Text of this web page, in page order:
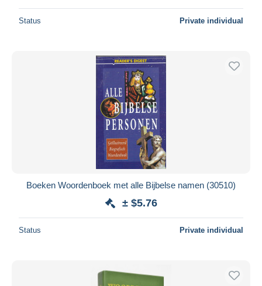
Status Private individual
Boeken Woordenboek met alle Bijbelse namen (30510)
± $5.76
Status Private individual